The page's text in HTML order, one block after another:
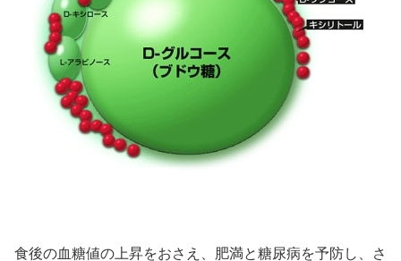
食後の血糖値の上昇をおさえ、肥満と糖尿病を予防し、さ